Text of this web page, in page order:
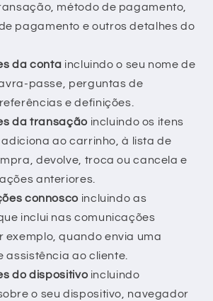
método de pagamento,
pagamento e outros detalhes do
da conta incluindo o seu nome de
passe, perguntas de
e definições.
da transação incluindo os itens
ao carrinho, à lista de
devolve, troca ou cancela e
anteriores.
connosco incluindo as
inclui nas comunicações
exemplo, quando envia uma
assistência ao cliente.
do dispositivo incluindo
o seu dispositivo, navegador